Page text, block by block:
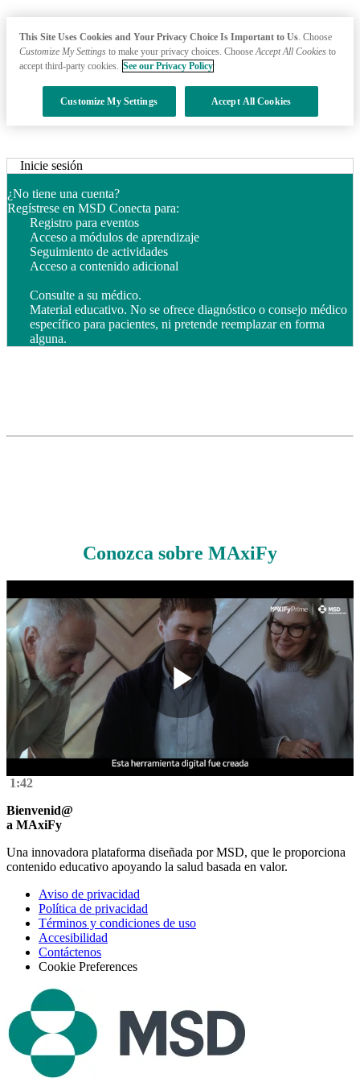
Inicie sesión
¿No tiene una cuenta?
Regístrese en MSD Conecta para:
Registro para eventos
Acceso a módulos de aprendizaje
Seguimiento de actividades
Acceso a contenido adicional
Consulte a su médico.
Material educativo. No se ofrece diagnóstico o consejo médico
específico para pacientes, ni pretende reemplazar en forma
alguna.
Conozca sobre MAxiFy
Play
1:42
Bienvenid@
a MAxiFy
Una innovadora plataforma diseñada por MSD, que le proporciona
contenido educativo apoyando la salud basada en valor.
Aviso de privacidad
Política de privacidad
Términos y condiciones de uso
Accesibilidad
Contáctenos
Cookie Preferences
This Site Uses Cookies and Your Privacy Choice Is Important to Us. Choose
Customize My Settings to make your privacy choices. ChooseAccept All Cookies to
accept third-party cookies. See our Privacy Policy
Customize My Settings Accept All Cookies